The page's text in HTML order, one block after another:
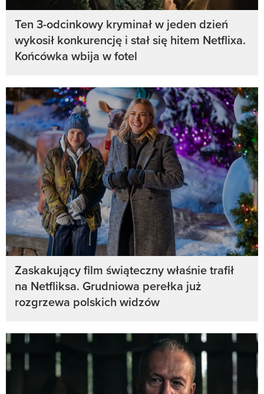
Ten 3-odcinkowy kryminał w jeden dzień
wykosił konkurencję i stał się hitem Netflixa.
Końcówka wbija w fotel
Zaskakujący film świąteczny właśnie trafił
na Netfliksa. Grudniowa perełka już
rozgrzewa polskich widzów